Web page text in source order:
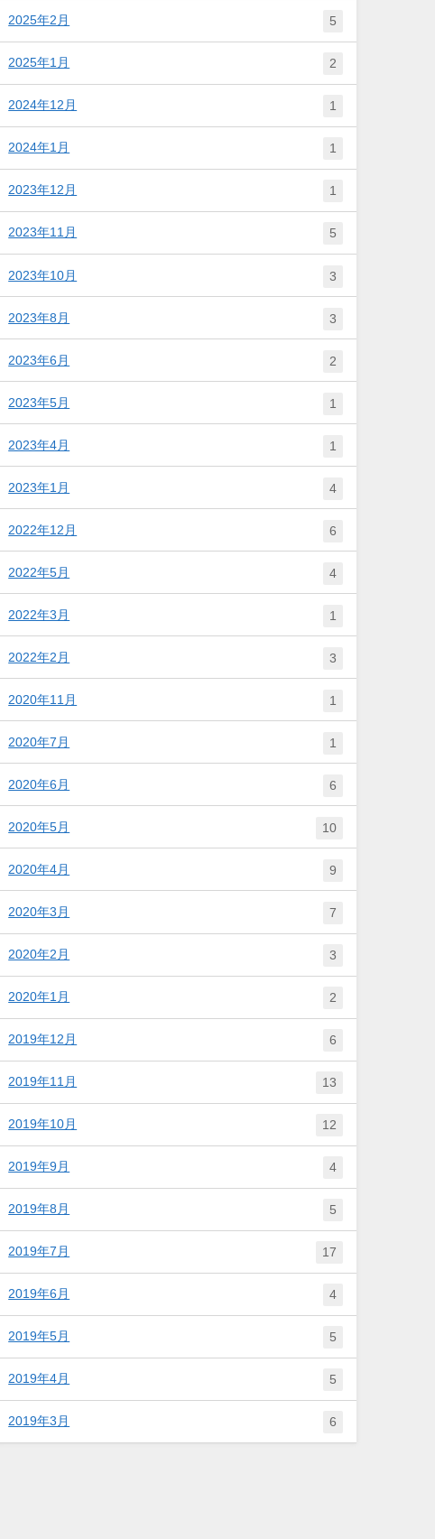
2025年2月 5
2025年1月 2
2024年12月 1
2024年1月 1
2023年12月 1
2023年11月 5
2023年10月 3
2023年8月 3
2023年6月 2
2023年5月 1
2023年4月 1
2023年1月 4
2022年12月 6
2022年5月 4
2022年3月 1
2022年2月 3
2020年11月 1
2020年7月 1
2020年6月 6
2020年5月 10
2020年4月 9
2020年3月 7
2020年2月 3
2020年1月 2
2019年12月 6
2019年11月 13
2019年10月 12
2019年9月 4
2019年8月 5
2019年7月 17
2019年6月 4
2019年5月 5
2019年4月 5
2019年3月 6